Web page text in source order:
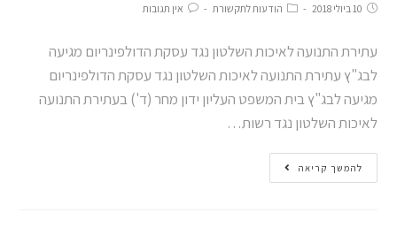
10 ביולי 2018 הודעות לתקשורת אין תגובות
עתירת התנועה לאיכות השלטון נגד עסקת הדולפינריום מגיעה
לבג"ץ עתירת התנועה לאיכות השלטון נגד עסקת הדולפינריום
מגיעה לבג"ץ בית המשפט העליון ידון מחר (ד') בעתירת התנועה
לאיכות השלטון נגד רשות…
להמשך קריאה